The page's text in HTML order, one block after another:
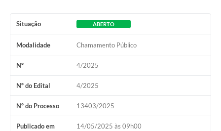
Situação ABERTO
Modalidade Chamamento Público
Nº 4/2025
Nº do Edital 4/2025
Nº do Processo 13403/2025
Publicado em 14/05/2025 às 09h00